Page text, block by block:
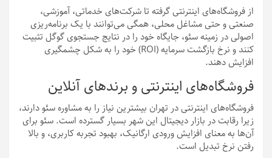
از فروشگاه‌های اینترنتی گرفته تا شرکت‌های خدماتی، آموزشی،
صنعتی و حتی مشاغل محلی، همگی می‌توانند با یک برنامه‌ریزی
اصولی در زمینه سئو، جایگاه خود را در نتایج جستجوی گوگل تثبیت
کنند و نرخ بازگشت سرمایه (ROI) خود را به شکل چشمگیری
افزایش دهند.
فروشگاه‌های اینترنتی و برندهای آنلاین
فروشگاه‌های اینترنتی در تهران بیشترین نیاز را به مشاوره سئو دارند،
زیرا رقابت در بازار دیجیتال این شهر بسیار گسترده است. سئو برای
آن‌ها به معنای افزایش ورودی ارگانیک، بهبود تجربه کاربری، و بالا
رفتن نرخ تبدیل است.